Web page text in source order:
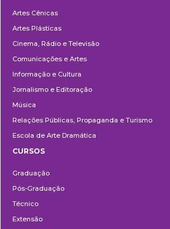
Artes Cênicas
Artes Plásticas
Cinema, Rádio e Televisão
Comunicações e Artes
Informação e Cultura
Jornalismo e Editoração
Música
Relações Públicas, Propaganda e Turismo
Escola de Arte Dramática
CURSOS
Graduação
Pós-Graduação
Técnico
Extensão